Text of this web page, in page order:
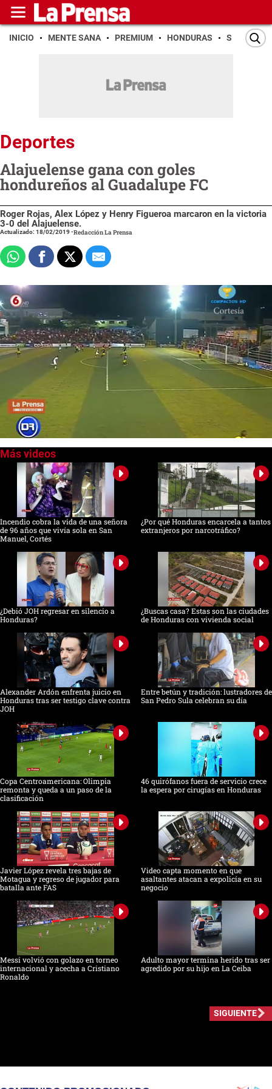
INICIO MENTE SANA PREMIUM HONDURAS SAN PEDRO
Deportes
Alajuelense gana con goles
hondureños al Guadalupe FC
Roger Rojas, Alex López y Henry Figueroa marcaron en la victoria
3-0 del Alajuelense.
Actualizado: 18/02/2019-Redacción La Prensa
of
seconds
Incendio cobra la vida de una señora
de 96 años que vivía sola en San
Manuel, Cortés
¿Por qué Honduras encarcela a tantos
extranjeros por narcotráfico?
¿Debió JOH regresar en silencio a
Honduras?
¿Buscas casa? Estas son las ciudades
de Honduras con vivienda social
Alexander Ardón enfrenta juicio en
Honduras tras ser testigo clave contra
JOH
Entre betún y tradición: lustradores de
San Pedro Sula celebran su día
Copa Centroamericana: Olimpia
remonta y queda a un paso de la
clasificación
46 quirófanos fuera de servicio crece
la espera por cirugías en Honduras
Javier López revela tres bajas de
Motagua y regreso de jugador para
batalla ante FAS
Video capta momento en que
asaltantes atacan a expolicía en su
negocio
Messi volvió con golazo en torneo
internacional y acecha a Cristiano
Ronaldo
Adulto mayor termina herido tras ser
agredido por su hijo en La Ceiba
SIGUIENTE